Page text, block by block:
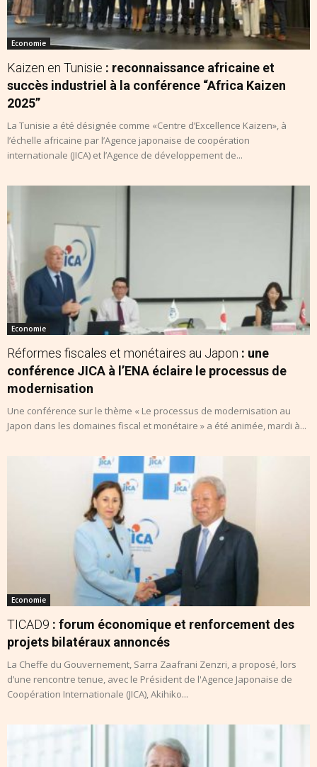
Economie
Kaizen en Tunisie : reconnaissance africaine et
succès industriel à la conférence “Africa Kaizen
2025”
La Tunisie a été désignée comme «Centre d’Excellence Kaizen», à
l’échelle africaine par l’Agence japonaise de coopération
internationale (JICA) et l’Agence de développement de...
Economie
Réformes fiscales et monétaires au Japon : une
conférence JICA à l’ENA éclaire le processus de
modernisation
Une conférence sur le thème « Le processus de modernisation au
Japon dans les domaines fiscal et monétaire » a été animée, mardi à...
Economie
TICAD9 : forum économique et renforcement des
projets bilatéraux annoncés
La Cheffe du Gouvernement, Sarra Zaafrani Zenzri, a proposé, lors
d’une rencontre tenue, avec le Président de l'Agence Japonaise de
Coopération Internationale (JICA), Akihiko...